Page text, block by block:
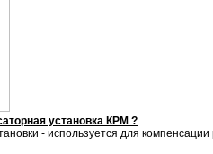
установка КРМ ?
- используется для